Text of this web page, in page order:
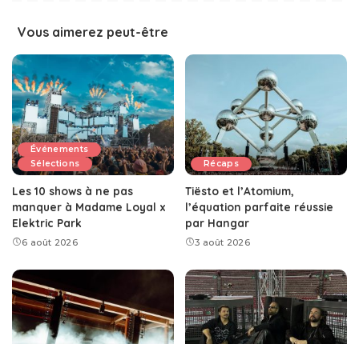
Vous aimerez peut-être
Événements
Sélections
Les 10 shows à ne pas
manquer à Madame Loyal x
Elektric Park
6 août 2026
Récaps
Tiësto et l’Atomium,
l’équation parfaite réussie
par Hangar
3 août 2026